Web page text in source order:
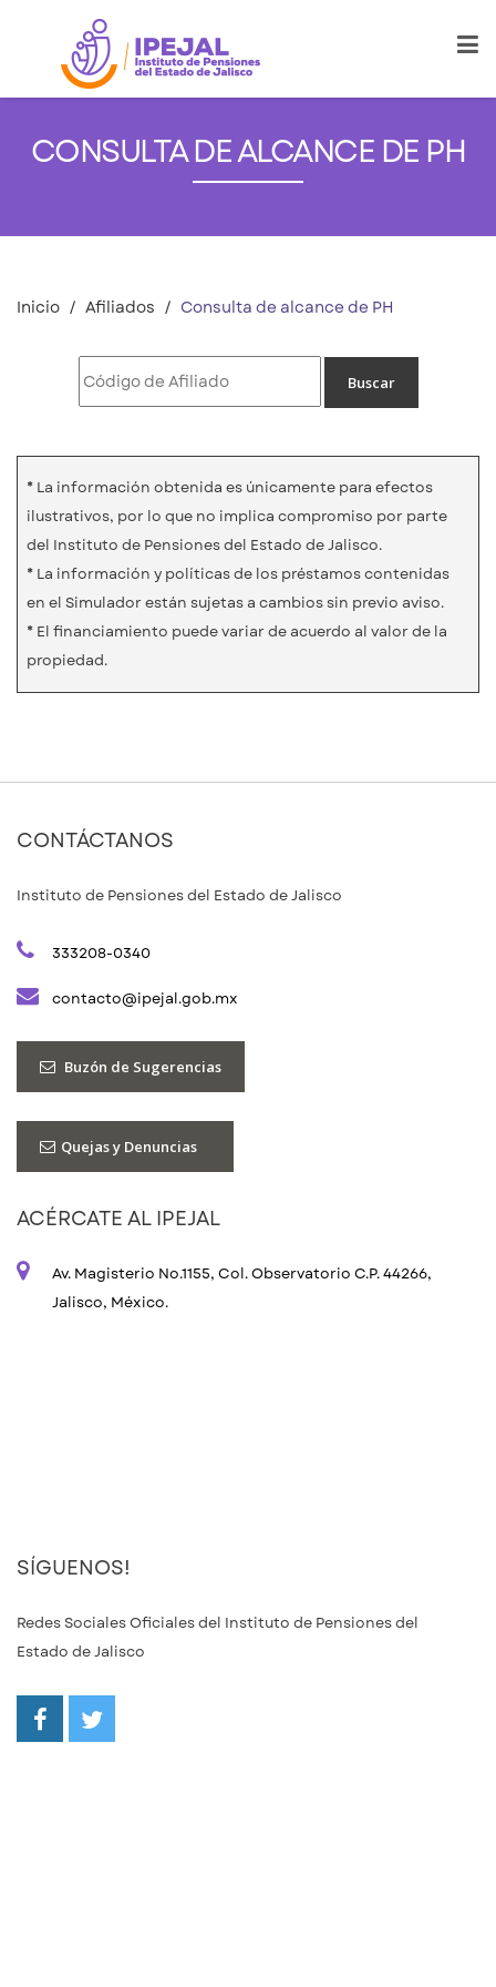
CONSULTA DE ALCANCE DE PH
Inicio Afiliados Consulta de alcance de PH
* La información obtenida es únicamente para efectos
ilustrativos, por lo que no implica compromiso por parte
del Instituto de Pensiones del Estado de Jalisco.
* La información y políticas de los préstamos contenidas
en el Simulador están sujetas a cambios sin previo aviso.
* El financiamiento puede variar de acuerdo al valor de la
propiedad.
CONTÁCTANOS
Instituto de Pensiones del Estado de Jalisco
333208-0340
contacto@ipejal.gob.mx
Buzón de Sugerencias
Quejas y Denuncias
ACÉRCATE AL IPEJAL
Av. Magisterio No.1155, Col. Observatorio C.P. 44266,
Jalisco, México.
SÍGUENOS!
Redes Sociales Oficiales del Instituto de Pensiones del
Estado de Jalisco